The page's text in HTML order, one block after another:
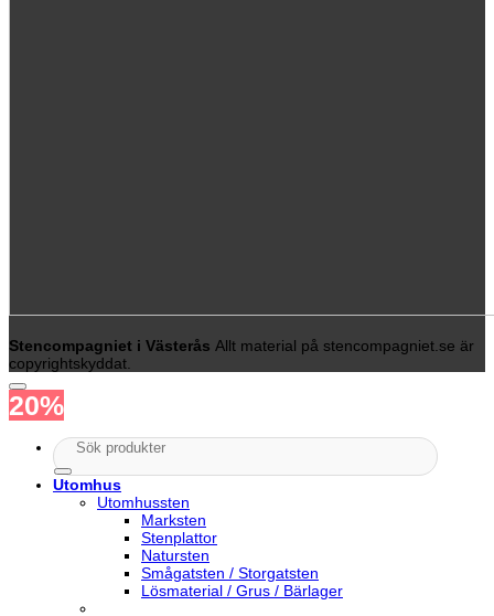
Stencompagniet i Västerås Allt material på stencompagniet.se är
copyrightskyddat.
20%
Sök
efter:
Utomhus
Utomhussten
Marksten
Stenplattor
Natursten
Smågatsten / Storgatsten
Lösmaterial / Grus / Bärlager